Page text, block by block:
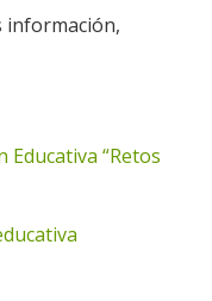
información,
“Retos